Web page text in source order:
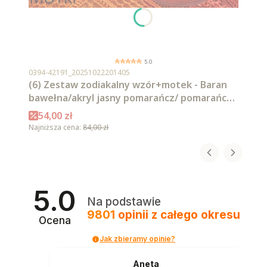
5.0
Kod produktu
0394-42191_20251022201405
(6) Zestaw zodiakalny wzór+motek - Baran
bawełna/akryl jasny pomarańcz/ pomarańcz/
intensywna czerwień/ czerwień/ burgund/
malaga
Cena promocyjna
54,00 zł
Najniższa cena: 84,00 zł
5.0
Ocena
Na podstawie
9801 opinii z całego okresu
Jak zbieramy opinie?
Aneta